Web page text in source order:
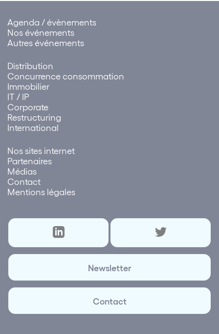
Agenda / évènements
Nos événements
Autres événements
Distribution
Concurrence consommation
Immobilier
IT / IP
Corporate
Restructuring
International
Nos sites internet
Partenaires
Médias
Contact
Mentions légales
Newsletter
Contact